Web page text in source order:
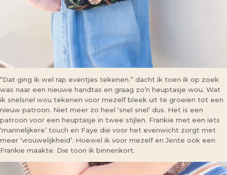
“Dat ging ik wel rap eventjes tekenen.” dacht ik toen ik op zoek
was naar een nieuwe handtas en graag zo’n heuptasje wou. Wat
ik snelsnel wou tekenen voor mezelf bleek uit te groeien tot een
nieuw patroon. Niet meer zo heel ‘snel snel’ dus. Het is een
patroon voor een heuptasje in twee stijlen. Frankie met een iets
‘mannelijkere’ touch en Faye die voor het evenwicht zorgt met
meer ‘vrouwelijkheid’. Hoewel ik voor mezelf en Jente ook een
Frankie maakte. Die toon ik binnenkort.